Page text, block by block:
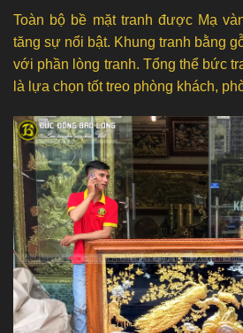
Toàn bộ bề mặt tranh được Mạ
tăng sự nổi bật. Khung tranh bằng
với phần lòng tranh. Tổng thể bức
là lựa chọn tốt treo phòng khách,